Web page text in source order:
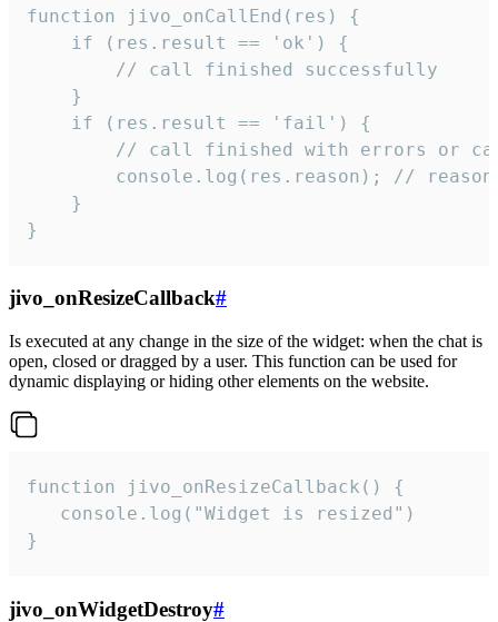
function jivo_onCallEnd(res) {
    if (res.result == 'ok') {
        // call finished successfully
    }
    if (res.result == 'fail') {
// call finished with errors or
console.log(res.reason); //
    }
}
jivo_onResizeCallback#
Is executed at any change in the size of the widget: when the chat is
open, closed or dragged by a user. This function can be used for
dynamic displaying or hiding other elements on the website.
function jivo_onResizeCallback() {
   console.log("Widget is resized")
}
jivo_onWidgetDestroy#